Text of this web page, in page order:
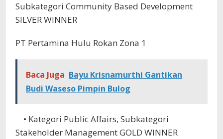
Subkategori Community Based Development
SILVER WINNER
PT Pertamina Hulu Rokan Zona 1
Baca Juga Bayu Krisnamurthi Gantikan
Budi Waseso Pimpin Bulog
• Kategori Public Affairs, Subkategori
Stakeholder Management GOLD WINNER